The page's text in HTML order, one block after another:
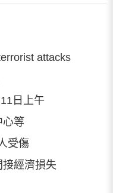
attacks
日上午
心等
受傷
經濟損失